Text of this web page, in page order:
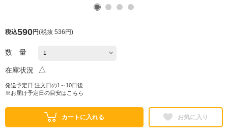
税込590円(税抜 536円)
数 量
在庫状況 △
発送予定日 注文日の1～10日後
※お届け予定日の目安は こちら
カートに入れる お気に入り